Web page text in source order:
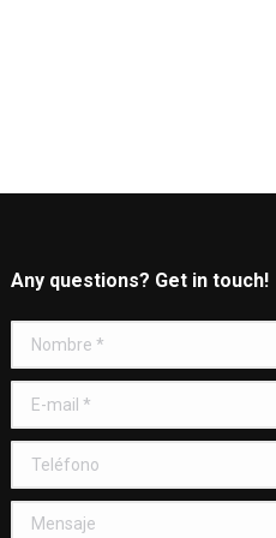
Any questions? Get in touch!
Nombre *
E-mail *
Teléfono
Mensaje